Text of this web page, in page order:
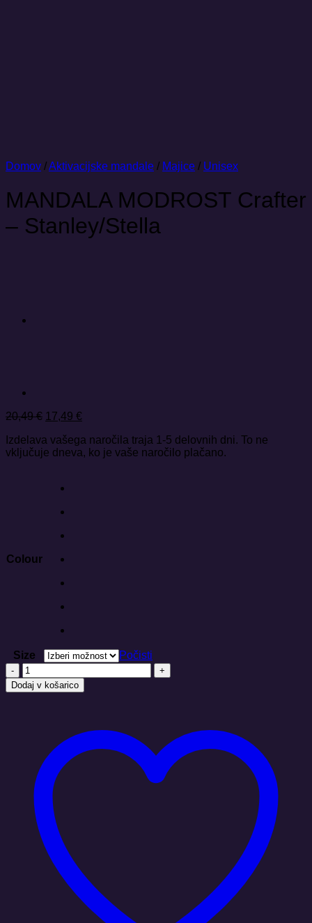
Domov /Aktivacijske mandale / Majice / Unisex
MANDALA MODROST Crafter
– Stanley/Stella
20,49€ Izvirna
je
bila:
17,49 €
je:
17,49 €.
Izdelava vašega naročila traja 1-5 delovnih dni. To ne
vključuje dneva, ko je vaše naročilo plačano.
Colour
Size
Počisti
MANDALA
MODROST
Crafter
Dodaj v košarico